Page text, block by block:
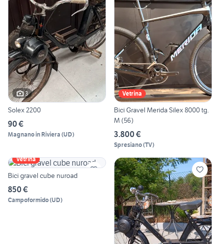
3
Solex 2200
90 €
Magnano in Riviera (UD)
Vetrina
Bici Gravel Merida Silex 8000 tg.
M (56)
3.800 €
Spresiano(TV)
Vetrina
Bici gravel cube nuroad
850 €
Campoformido(UD)